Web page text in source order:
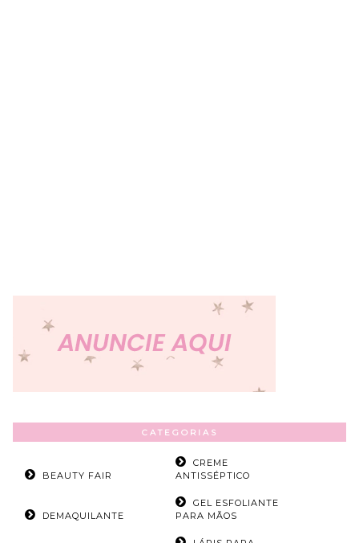
CATEGORIAS
BEAUTY FAIR
CREME
ANTISSÉPTICO
DEMAQUILANTE
GEL ESFOLIANTE
PARA MÃOS